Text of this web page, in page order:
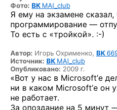
Фото: ВК MAI_club
Я ему на экзамене
программирование —
То есть с «тройкой». :-)
Автор: Игорь Охрименко, ВК
Источник: ВК MAI_club
Опубликовано: 2009 г.
«Вот у нас в Microsoft’е
ни в каком Microsoft’е он
не работает.
За опоздание на 5 минут